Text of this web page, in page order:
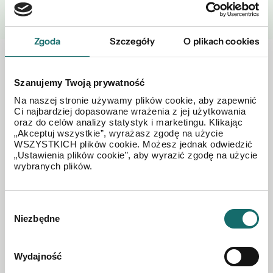
Zgoda Szczegóły O plikach cookies
Szanujemy Twoją prywatność
Na naszej stronie używamy plików cookie, aby zapewnić
Ci najbardziej dopasowane wrażenia z jej użytkowania
oraz do celów analizy statystyk i marketingu. Klikając
„Akceptuj wszystkie”, wyrażasz zgodę na użycie
WSZYSTKICH plików cookie. Możesz jednak odwiedzić
„Ustawienia plików cookie”, aby wyrazić zgodę na użycie
wybranych plików.
zgody
Niezbędne
Wydajność